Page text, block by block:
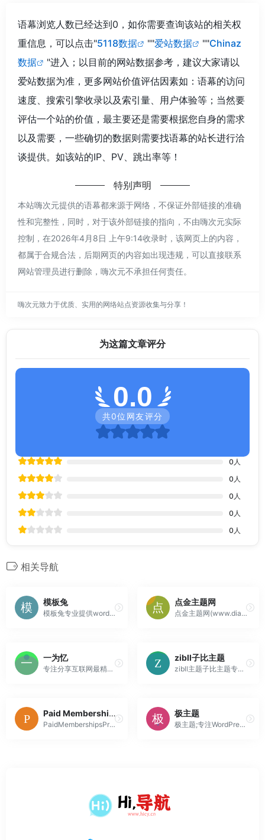
语幕浏览人数已经达到0，如你需要查询该站的相关权
重信息，可以点击"5118数据 ""爱站数据 ""Chinaz
数据
"进入；以目前的网站数据参考，建议大家请以
爱站数据为准，更多网站价值评估因素如：语幕的访问
速度、搜索引擎收录以及索引量、用户体验等；当然要
评估一个站的价值，最主要还是需要根据您自身的需求
以及需要，一些确切的数据则需要找语幕的站长进行洽
谈提供。如该站的IP、PV、跳出率等！
特别声明
本站嗨次元提供的语幕都来源于网络，不保证外部链接的准确
性和完整性，同时，对于该外部链接的指向，不由嗨次元实际
控制，在2026年4月8日 上午9:14收录时，该网页上的内容，
都属于合规合法，后期网页的内容如出现违规，可以直接联系
网站管理员进行删除，嗨次元不承担任何责任。
嗨次元致力于优质、实用的网络站点资源收集与分享！
为这篇文章评分
0.0
共0位网友评分
0 人
0 人
0 人
0 人
0 人
相关导航
模板兔
模板兔专业提供wordpress主题定制开发，wordpress主题、wordpress模板、wordpress插件、wordpress企业主题、wordpress博客模板免费下载
点金主题网
点金主题网(www.dianjin123.com)是wordpress主题安装第一站，提供wordpress主题模板下载，wordpress主题制作服务，wordpress企业主题定制服务
一为忆
专注分享互联网最精品内容,包含编程,美术设计,工具软件,实用素材和资源,教程等几大分类的综合门户
zibll子比主题
zibll主题子比主题专为个人、企业的WordPress主题美化设计开发，wp主题采用简约优雅的设计风格搭配强大的商城功能以及易用的模块化配置，成为更加适合中文wordpress商城主题模板、wordpress企业主题模板、wordpress博客主题模板。
Paid Memberships Pro
PaidMembershipsPro可作为免费插件使用，但也提供包含一些附加插件、更新和支持的高级版本。该插件承诺快速、简单的设置，而广泛的自定义选项允许您根据自己的需要精确定制。它非常适合各种订阅网站，包括在线课程、俱乐部和协会、订阅箱等。
极主题
极主题;专注WordPress主题插件开发